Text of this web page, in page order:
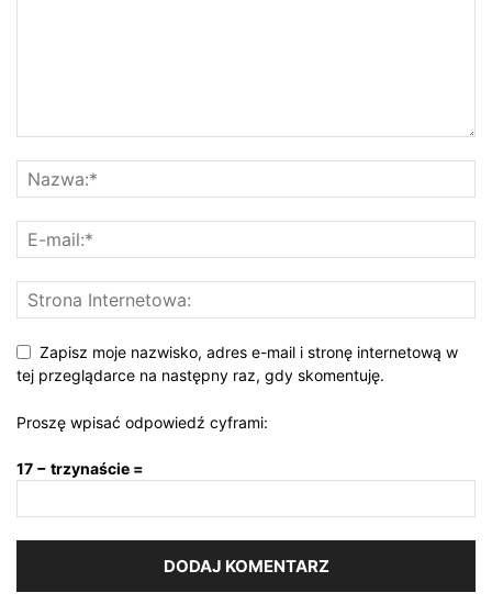
Zapisz moje nazwisko, adres e-mail i stronę internetową w
tej przeglądarce na następny raz, gdy skomentuję.
Proszę wpisać odpowiedź cyframi:
17 − trzynaście =